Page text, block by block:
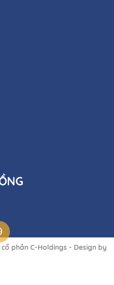
phần C-Holdings - Design by